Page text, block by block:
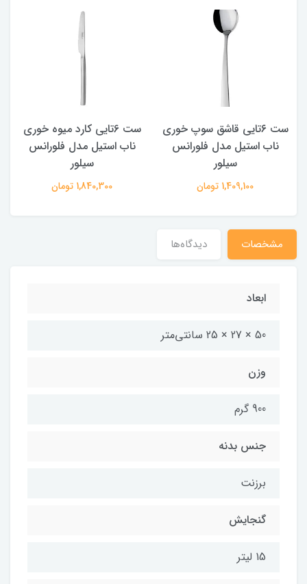
ست ۶تایی قاشق سوپ خوری
ناب استیل مدل فلورانس
سیلور
1,409,100 تومان
ست 6تایی کارد میوه خوری
ناب استیل مدل فلورانس
سیلور
1,840,300 تومان
مشخصات دیدگاه‌ها
ابعاد
50 × 27 × 25 سانتی‌متر
وزن
900 گرم
جنس بدنه
برزنت
گنجایش
15 لیتر